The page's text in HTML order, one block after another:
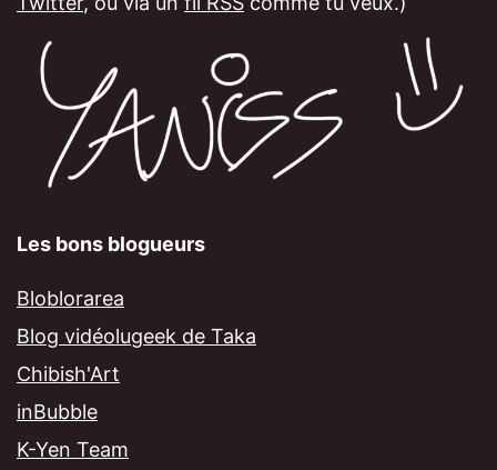
Les bons blogueurs
Bloblorarea
Blog vidéolugeek de Taka
Chibish'Art
inBubble
K-Yen Team